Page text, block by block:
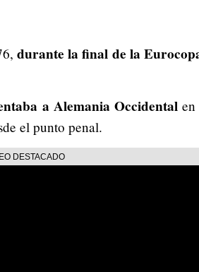
durante la final de la
a Alemania Occidental
el punto penal.